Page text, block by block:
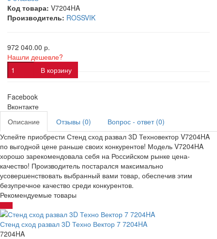
Код товара: V7204HA
Производитель: ROSSVIK
972 040.00 р.
Нашли дешевле?
В корзину
Facebook
Вконтакте
Описание
Отзывы (0)
Вопрос - ответ (0)
Успейте приобрести Стенд сход развал 3D Техновектор V7204HA
по выгодной цене раньше своих конкурентов! Модель V7204HA
хорошо зарекомендовала себя на Российском рынке цена-
качество! Производитель постарался максимально
усовершенствовать выбранный вами товар, обеспечив этим
безупречное качество среди конкурентов.
Рекомендуемые товары
Стенд сход развал 3D Техно Вектор 7 7204HA
7204HA